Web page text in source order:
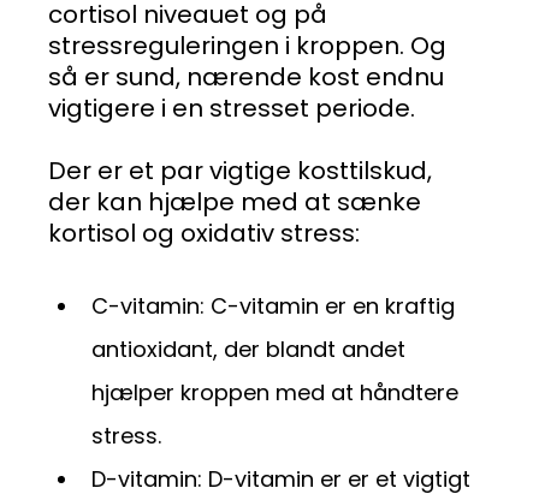
cortisol niveauet og på
stressreguleringen i kroppen. Og
så er sund, nærende kost endnu
vigtigere i en stresset periode.
Der er et par vigtige kosttilskud,
der kan hjælpe med at sænke
kortisol og oxidativ stress:
C-vitamin: C-vitamin er en kraftig
antioxidant, der blandt andet
hjælper kroppen med at håndtere
stress.
D-vitamin: D-vitamin er er et vigtigt